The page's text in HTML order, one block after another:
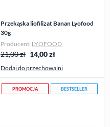
Przekąska liofilizat Banan Lyofood
30g
Producent: LYOFOOD
21,00 zł 14,00zł
Dodaj do przechowalni
PROMOCJA BESTSELLER